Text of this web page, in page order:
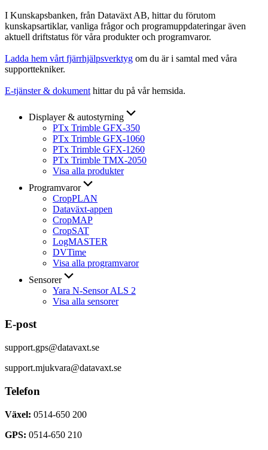
I Kunskapsbanken, från Dataväxt AB, hittar du förutom
kunskapsartiklar, vanliga frågor och programuppdateringar även
aktuell driftstatus för våra produkter och programvaror.
Ladda hem vårt fjärrhjälpsverktyg om du är i samtal med våra
supporttekniker.
E-tjänster & dokument hittar du på vår hemsida.
Displayer & autostyrning
PTx Trimble GFX-350
PTx Trimble GFX-1060
PTx Trimble GFX-1260
PTx Trimble TMX-2050
Visa alla produkter
Programvaror
CropPLAN
Dataväxt-appen
CropMAP
CropSAT
LogMASTER
DVTime
Visa alla programvaror
Sensorer
Yara N-Sensor ALS 2
Visa alla sensorer
E-post
support.gps@datavaxt.se
support.mjukvara@datavaxt.se
Telefon
Växel: 0514-650 200
GPS: 0514-650 210